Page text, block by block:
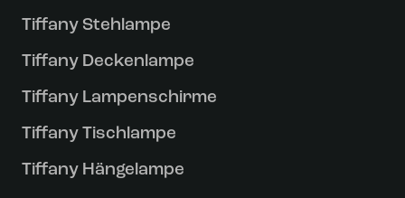
Tiffany Stehlampe
Tiffany Deckenlampe
Tiffany Lampenschirme
Tiffany Tischlampe
Tiffany Hängelampe